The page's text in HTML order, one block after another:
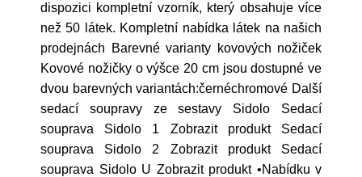
dispozici kompletní vzorník, který obsahuje více
než 50 látek. Kompletní nabídka látek na našich
prodejnách Barevné varianty kovových nožiček
Kovové nožičky o výšce 20 cm jsou dostupné ve
dvou barevných variantách:černéchromové Další
sedací soupravy ze sestavy Sidolo Sedací
souprava Sidolo 1 Zobrazit produkt Sedací
souprava Sidolo 2 Zobrazit produkt Sedací
souprava Sidolo U Zobrazit produkt •Nabídku v